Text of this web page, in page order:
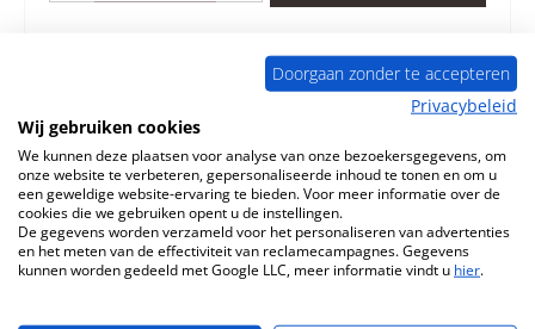
Vraag over het product
Beschrijving
Origineel Afdichting boven voor frame voor kookplaat
Doorgaan zonder te accepteren
Privacybeleid
Wij gebruiken cookies
We kunnen deze plaatsen voor analyse van onze bezoekersgegevens, om
onze website te verbeteren, gepersonaliseerde inhoud te tonen en om u
een geweldige website-ervaring te bieden. Voor meer informatie over de
cookies die we gebruiken opent u de instellingen.
De gegevens worden verzameld voor het personaliseren van advertenties
en het meten van de effectiviteit van reclamecampagnes. Gegevens
kunnen worden gedeeld met Google LLC, meer informatie vindt u hier.